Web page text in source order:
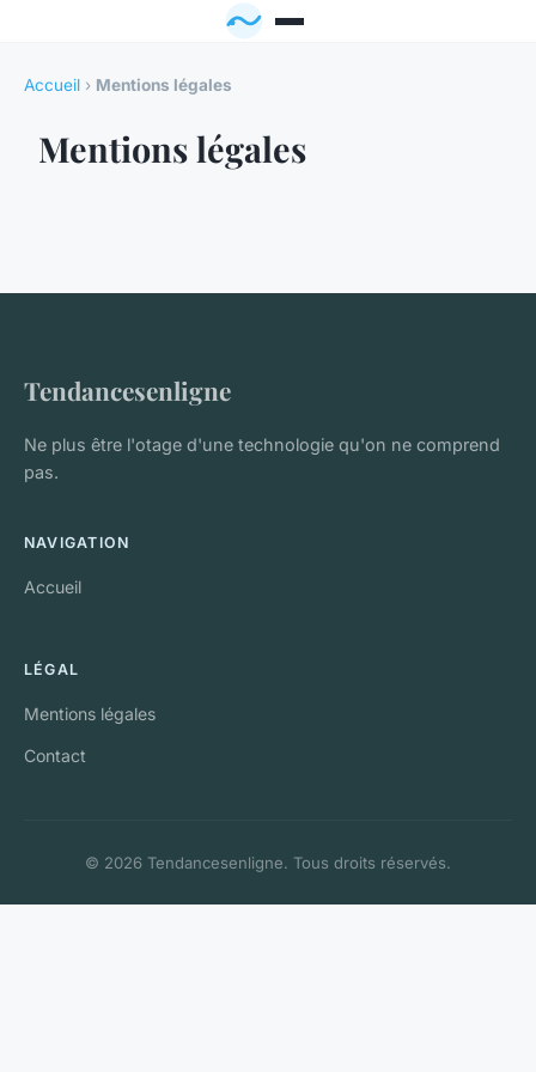
Accueil › Mentions légales
Mentions légales
Tendancesenligne
Ne plus être l'otage d'une technologie qu'on ne comprend
pas.
NAVIGATION
Accueil
LÉGAL
Mentions légales
Contact
© 2026 Tendancesenligne. Tous droits réservés.